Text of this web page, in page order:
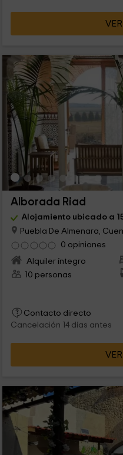
Alborada Riad
Alojamiento ubicado a
Puebla De Almenara,
0 opiniones
Alquiler íntegro
10 personas
Contacto directo
Cancelación 14 días antes